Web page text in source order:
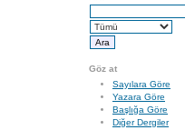
Göz at
Sayılara Göre
Yazara Göre
Başlığa Göre
Diğer Dergiler